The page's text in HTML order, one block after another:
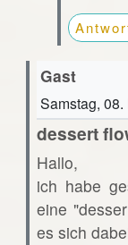
Gast
Samstag,
dessert
Hallo,
ich habe
eine
es sich